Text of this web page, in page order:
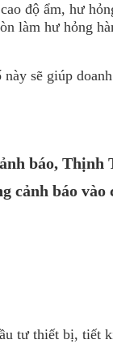
độ ẩm, hư
làm hư hỏng
sẽ giúp
báo,
cảnh báo
tư thiết bị, tiết